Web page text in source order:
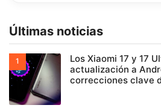
Últimas noticias
Los Xiaomi 17 y 17
actualización a
correcciones clave